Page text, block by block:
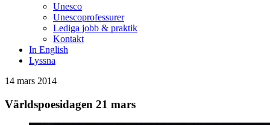
Unesco
Unescoprofessurer
Lediga jobb & praktik
Kontakt
In English
Lyssna
14 mars 2014
Världspoesidagen 21 mars